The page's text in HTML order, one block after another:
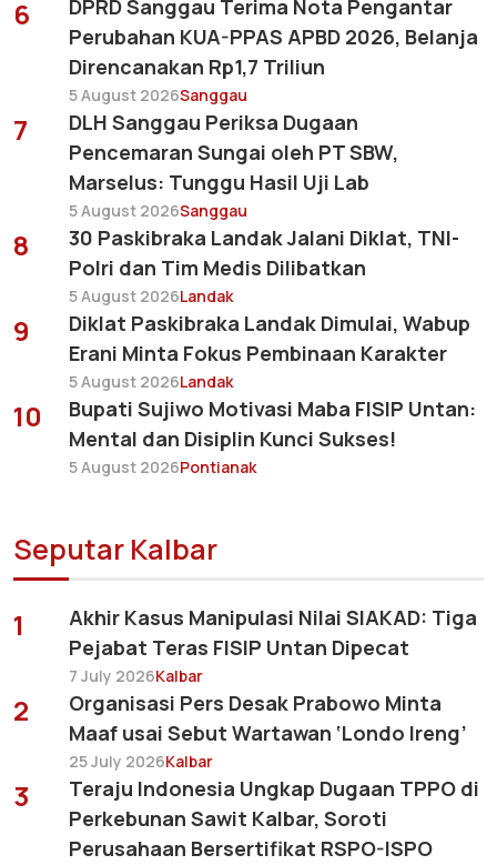
6
DPRD Sanggau Terima Nota Pengantar
Perubahan KUA-PPAS APBD 2026, Belanja
Direncanakan Rp1,7 Triliun
5 August 2026Sanggau
7
DLH Sanggau Periksa Dugaan
Pencemaran Sungai oleh PT SBW,
Marselus: Tunggu Hasil Uji Lab
5 August 2026Sanggau
8
30 Paskibraka Landak Jalani Diklat, TNI-
Polri dan Tim Medis Dilibatkan
5 August 2026Landak
9
Diklat Paskibraka Landak Dimulai, Wabup
Erani Minta Fokus Pembinaan Karakter
5 August 2026Landak
10
Bupati Sujiwo Motivasi Maba FISIP Untan:
Mental dan Disiplin Kunci Sukses!
5 August 2026Pontianak
Seputar Kalbar
1
Akhir Kasus Manipulasi Nilai SIAKAD: Tiga
Pejabat Teras FISIP Untan Dipecat
7 July 2026Kalbar
2
Organisasi Pers Desak Prabowo Minta
Maaf usai Sebut Wartawan ‘Londo Ireng’
25 July 2026Kalbar
3
Teraju Indonesia Ungkap Dugaan TPPO di
Perkebunan Sawit Kalbar, Soroti
Perusahaan Bersertifikat RSPO-ISPO